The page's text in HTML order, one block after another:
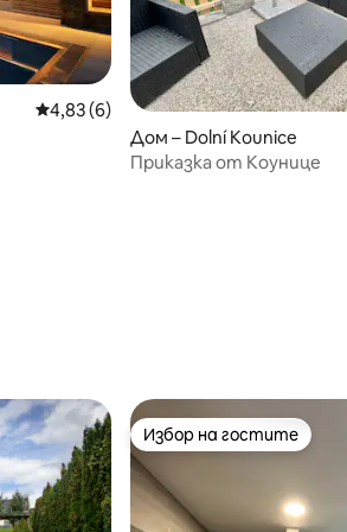
Средна оценка: 4,83 от 5, 6 отзива
4,83 (6)
Дом – Dolní Kounice
Приказка от Коунице
Избор на гостите
Избор на гостите